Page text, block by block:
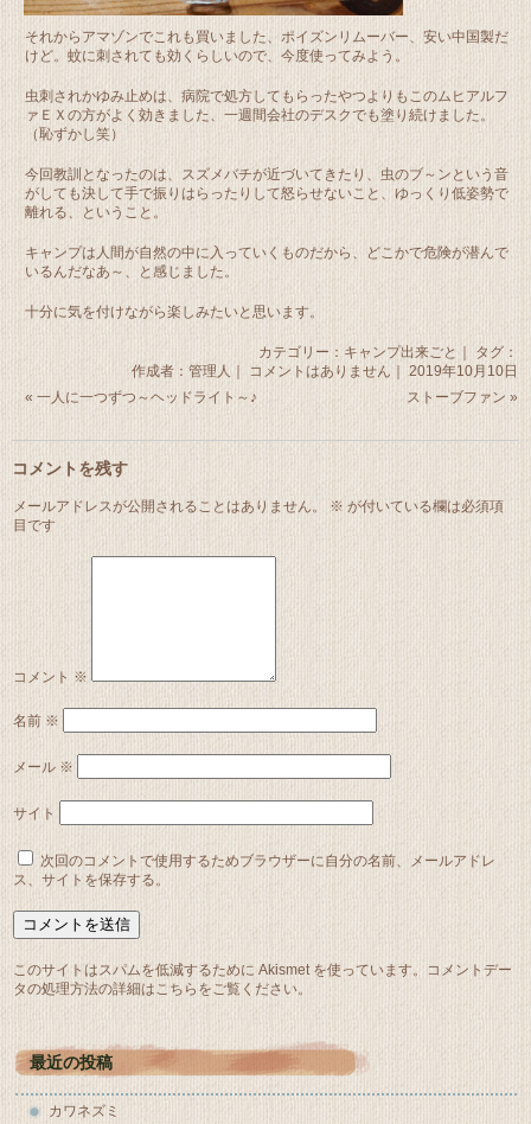
それからアマゾンでこれも買いました、ポイズンリムーバー、安い中国製だ
けど。蚊に刺されても効くらしいので、今度使ってみよう。
虫刺されかゆみ止めは、病院で処方してもらったやつよりもこのムヒアルフ
ァＥＸの方がよく効きました、一週間会社のデスクでも塗り続けました。
（恥ずかし笑）
今回教訓となったのは、スズメバチが近づいてきたり、虫のブ～ンという音
がしても決して手で振りはらったりして怒らせないこと、ゆっくり低姿勢で
離れる、ということ。
キャンプは人間が自然の中に入っていくものだから、どこかで危険が潜んで
いるんだなあ～、と感じました。
十分に気を付けながら楽しみたいと思います。
カテゴリー： キャンプ出来ごと
｜ タグ：
作成者：管理人｜
コメントはありません ｜ 2019年10月10日
«一人に一つずつ～ヘッドライト～♪ ストーブファン »
コメントを残す
メールアドレスが公開されることはありません。 ※ が付いている欄は必須項
目です
コメント ※
名前 ※
メール ※
サイト
次回のコメントで使用するためブラウザーに自分の名前、メールアドレ
ス、サイトを保存する。
このサイトはスパムを低減するために Akismet を使っています。 コメントデー
タの処理方法の詳細はこちらをご覧ください。
最近の投稿
カワネズミ